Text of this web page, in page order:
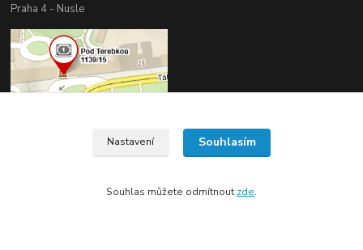
Praha 4 - Nusle
Nastavení Souhlasím
Souhlas můžete odmítnout zde.